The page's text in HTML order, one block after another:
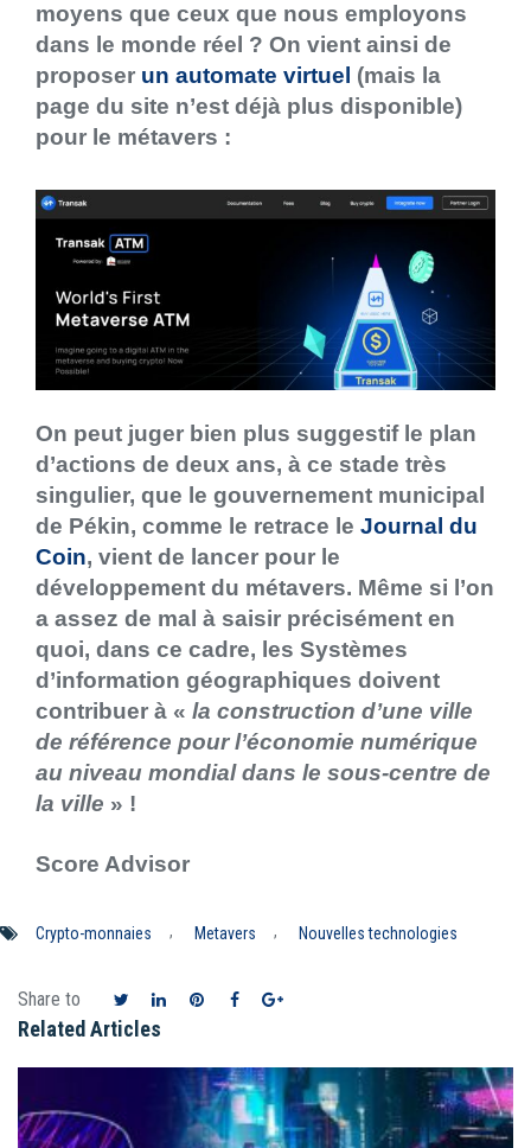
moyens que ceux que nous employons
dans le monde réel ? On vient ainsi de
proposer un automate virtuel (mais la
page du site n’est déjà plus disponible)
pour le métavers :
On peut juger bien plus suggestif le plan
d’actions de deux ans, à ce stade très
singulier, que le gouvernement municipal
de Pékin, comme le retrace le Journal du
Coin, vient de lancer pour le
développement du métavers. Même si l’on
a assez de mal à saisir précisément en
quoi, dans ce cadre, les Systèmes
d’information géographiques doivent
contribuer à « la construction d’une ville
de référence pour l’économie numérique
au niveau mondial dans le sous-centre de
la ville » !
Score Advisor
Crypto-monnaies , Metavers , Nouvelles technologies
Share to
Related Articles